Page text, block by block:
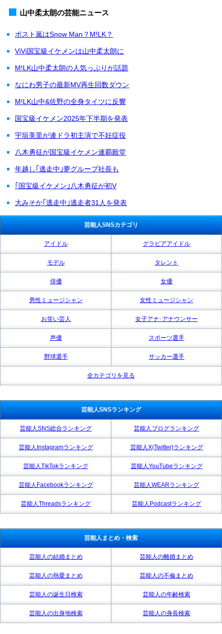
山中柔太朗の芸能ニュース
ポスト嵐はSnow Man？M!LK？
ViVi国宝級イケメンは山中柔太朗に
M!LK山中柔太朗の人気っぷりが話題
なにわ男子の最新MV再生回数ダウン
M!LK山中&佐野の全身タイツに反響
国宝級イケメン2025年下半期を発表
宇垣美里が連ドラ初主演で不妊症役
八木勇征が国宝級イケメン連覇殿堂
年越し｢逃走中｣夢グループ社長も
｢国宝級イケメン｣八木勇征が初V
大みそか｢逃走中｣逃走者31人を発表
芸能人SNSカテゴリ
アイドル グラビアアイドル
モデル タレント
俳優 女優
男性ミュージシャン 女性ミュージシャン
お笑い芸人 女子アナ･アナウンサー
声優 スポーツ選手
野球選手 サッカー選手
全カテゴリを見る
芸能人SNSランキング
芸能人SNS総合ランキング 芸能人ブログランキング
芸能人Instagramランキング 芸能人X(Twitter)ランキング
芸能人TikTokランキング 芸能人YouTubeランキング
芸能人Facebookランキング 芸能人WEARランキング
芸能人Threadsランキング 芸能人Podcastランキング
芸能人まとめ・検索
芸能人の結婚まとめ 芸能人の離婚まとめ
芸能人の熱愛まとめ 芸能人の不倫まとめ
芸能人の誕生日検索 芸能人の年齢検索
芸能人の出身地検索 芸能人の身長検索